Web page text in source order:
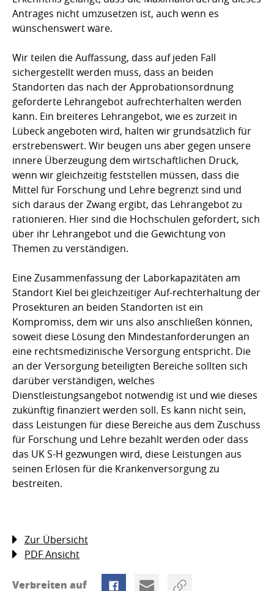
Antrages nicht umzusetzen ist, auch wenn es
wünschenswert wäre.
Wir teilen die Auffassung, dass auf jeden Fall
sichergestellt werden muss, dass an beiden
Standorten das nach der Approbationsordnung
geforderte Lehrangebot aufrechterhalten werden
kann. Ein breiteres Lehrangebot, wie es zurzeit in
Lübeck angeboten wird, halten wir grundsätzlich für
erstrebenswert. Wir beugen uns aber gegen unsere
innere Überzeugung dem wirtschaftlichen Druck,
wenn wir gleichzeitig feststellen müssen, dass die
Mittel für Forschung und Lehre begrenzt sind und
sich daraus der Zwang ergibt, das Lehrangebot zu
rationieren. Hier sind die Hochschulen gefordert, sich
über ihr Lehrangebot und die Gewichtung von
Themen zu verständigen.
Eine Zusammenfassung der Laborkapazitäten am
Standort Kiel bei gleichzeitiger Auf-rechterhaltung der
Prosekturen an beiden Standorten ist ein
Kompromiss, dem wir uns also anschließen können,
soweit diese Lösung den Mindestanforderungen an
eine rechtsmedizinische Versorgung entspricht. Die
an der Versorgung beteiligten Bereiche sollten sich
darüber verständigen, welches
Dienstleistungsangebot notwendig ist und wie dieses
zukünftig finanziert werden soll. Es kann nicht sein,
dass Leistungen für diese Bereiche aus dem Zuschuss
für Forschung und Lehre bezahlt werden oder dass
das UK S-H gezwungen wird, diese Leistungen aus
seinen Erlösen für die Krankenversorgung zu
bestreiten.
Zur Übersicht
PDF Ansicht
Verbreiten auf